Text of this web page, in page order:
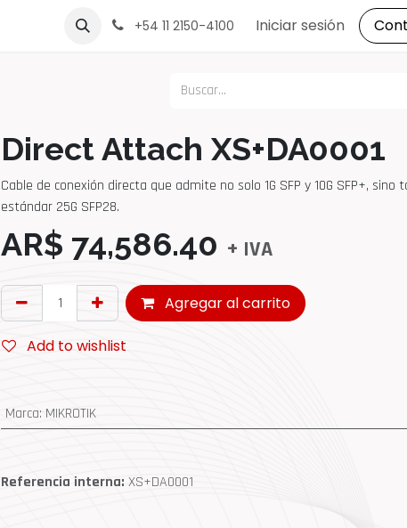
Lista de Precios
+54 11 2150-4100 Iniciar sesión
Direct Attach XS+DA0001
Cable de conexión directa que admite no solo 1G SFP y 10G SFP+, sino
estándar 25G SFP28.
AR$ 74,586.40 + IVA
Agregar al carrito
Add to wishlist
Marca: MIKROTIK
Referencia interna: XS+DA0001